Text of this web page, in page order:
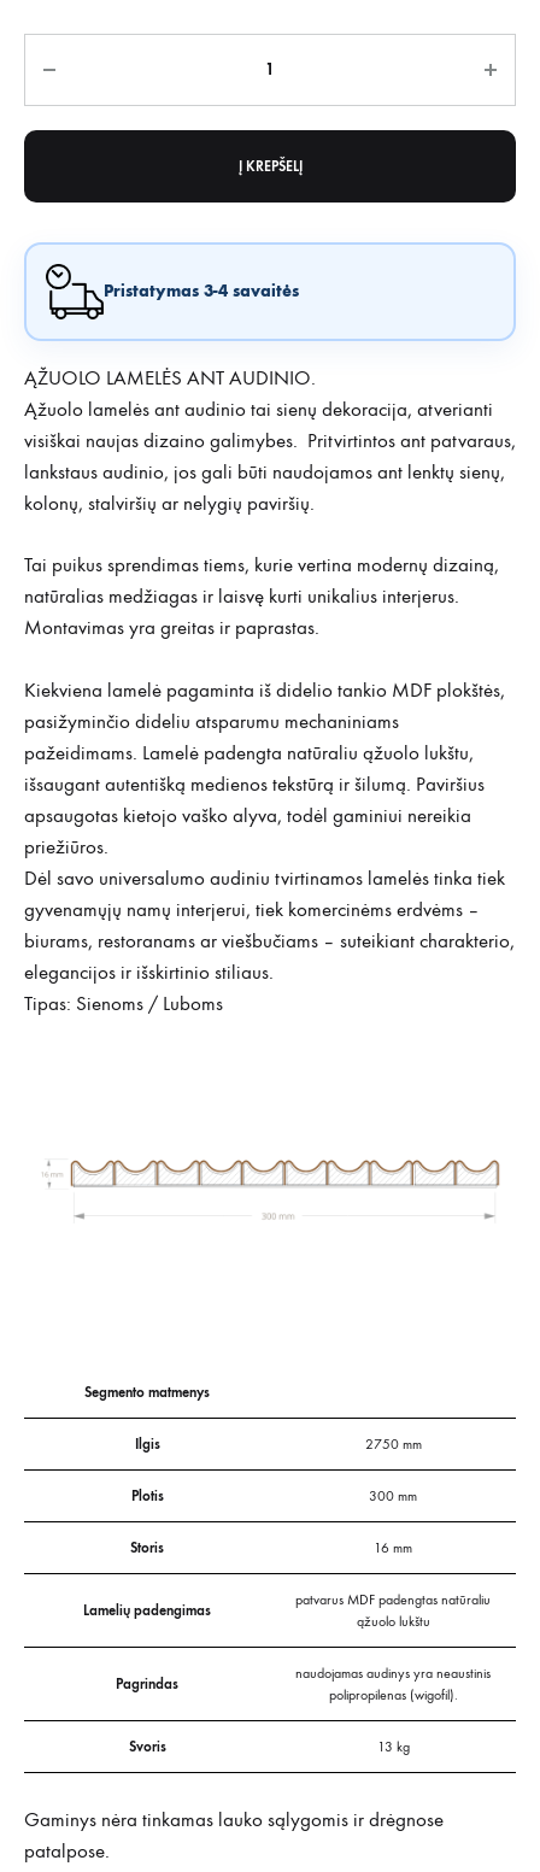
Į KREPŠELĮ
Pristatymas 3-4 savaitės
ĄŽUOLO LAMELĖS ANT AUDINIO.
Ąžuolo lamelės ant audinio tai sienų dekoracija, atverianti
visiškai naujas dizaino galimybes. Pritvirtintos ant patvaraus,
lankstaus audinio, jos gali būti naudojamos ant lenktų sienų,
kolonų, stalviršių ar nelygių paviršių.
Tai puikus sprendimas tiems, kurie vertina modernų dizainą,
natūralias medžiagas ir laisvę kurti unikalius interjerus.
Montavimas yra greitas ir paprastas.
Kiekviena lamelė pagaminta iš didelio tankio MDF plokštės,
pasižyminčio dideliu atsparumu mechaniniams
pažeidimams. Lamelė padengta natūraliu ąžuolo lukštu,
išsaugant autentišką medienos tekstūrą ir šilumą. Paviršius
apsaugotas kietojo vaško alyva, todėl gaminiui nereikia
priežiūros.
Dėl savo universalumo audiniu tvirtinamos lamelės tinka tiek
gyvenamųjų namų interjerui, tiek komercinėms erdvėms –
biurams, restoranams ar viešbučiams – suteikiant charakterio,
elegancijos ir išskirtinio stiliaus.
Tipas: Sienoms / Luboms
Segmento matmenys
Ilgis 2750 mm
Plotis 300 mm
Storis 16 mm
Lamelių padengimas
patvarus MDF padengtas natūraliu
ąžuolo lukštu
Pagrindas
naudojamas audinys yra neaustinis
polipropilenas (wigofil).
Svoris 13 kg
Gaminys nėra tinkamas lauko sąlygomis ir drėgnose
patalpose.